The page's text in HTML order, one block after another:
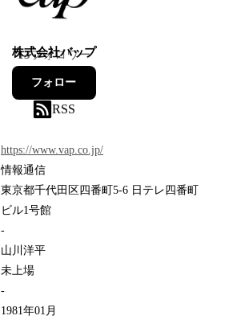
株式会社バップ
13フォロワー
フォロー
RSS
https://www.vap.co.jp/
情報通信
東京都千代田区四番町5-6 日テレ四番町
ビル1号館
-
山川洋平
未上場
-
1981年01月